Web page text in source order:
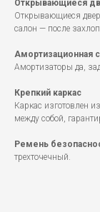
Открывающиеся
Открывающиеся
салон — после
Амортизационная
Амортизаторы да,
Крепкий каркас
Каркас изготовлен
между собой,
Ремень
трехточечный.